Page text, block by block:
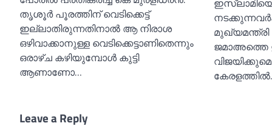
തൃശൂർ പൂരത്തിന് വെടിക്കെട്ട്
ഇല്ലാതിരുന്നതിനാല്‍ ആ നിരാശ
ഒഴിവാക്കാനുള്ള വെടിക്കെട്ടാണിതെന്നും
ഒരാഴ്‌ച കഴിയുമ്പോള്‍ കുട്ടി
ആണാണോ…
മുഖ്യമന്ത്രി
ജമാഅത്തെ
Leave a Reply